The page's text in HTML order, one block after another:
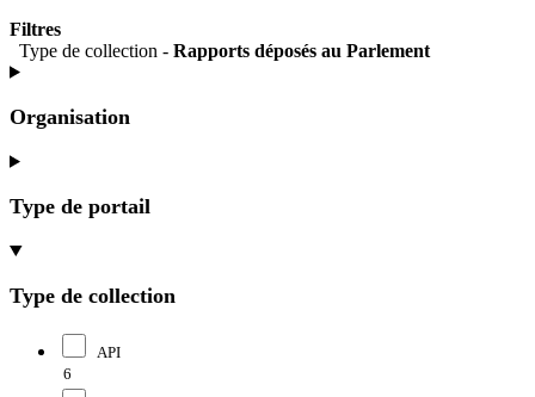
55
1
53 54 55 56 57 58 59
1
Filtres
Type de collection - Rapports déposés au Parlement
Organisation
Type de portail
Type de collection
API
6